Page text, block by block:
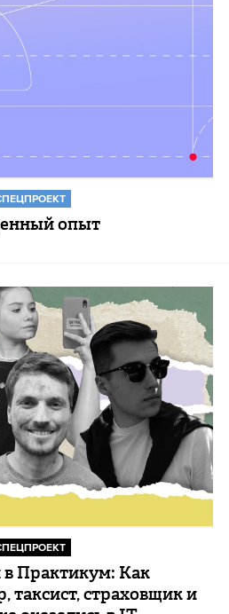
опыт
Практикум: Как
таксист, страховщик и